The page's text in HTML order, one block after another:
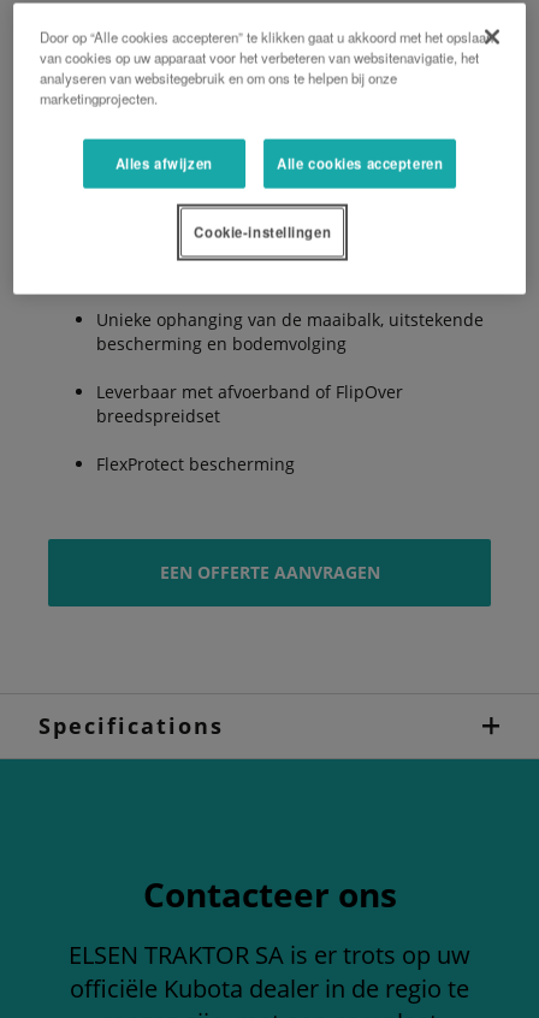
De Voordelen
2.8, 3.2 en 3.6m werkbreedte
Centrale boomaanspanning
Unieke ophanging van de maaibalk, uitstekende
bescherming en bodemvolging
Leverbaar met afvoerband of FlipOver
breedspreidset
FlexProtect bescherming
EEN OFFERTE AANVRAGEN
Specifications
Contacteer ons
ELSEN TRAKTOR SA is er trots op uw
officiële Kubota dealer in de regio te
Door op “Alle cookies accepteren” te klikken gaat u akkoord met het opslaan
van cookies op uw apparaat voor het verbeteren van websitenavigatie, het
analyseren van websitegebruik en om ons te helpen bij onze
marketingprojecten.
Alles afwijzen Alle cookies accepteren
Cookie-instellingen